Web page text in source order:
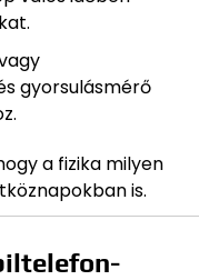
gyorsulásmérő
a fizika milyen
is.